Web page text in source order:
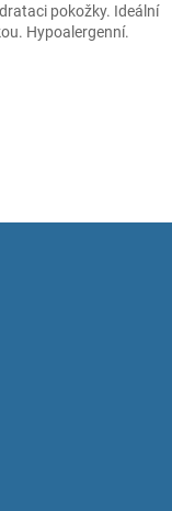
pokožky. Ideální
Hypoalergenní.